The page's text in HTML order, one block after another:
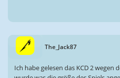
The_Jack87
Ich habe gelesen das KCD 2 wegen